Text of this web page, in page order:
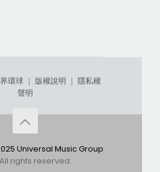
環球 ｜ 版權說明 ｜ 隱私權
聲明
Universal Music Group
rights reserved.